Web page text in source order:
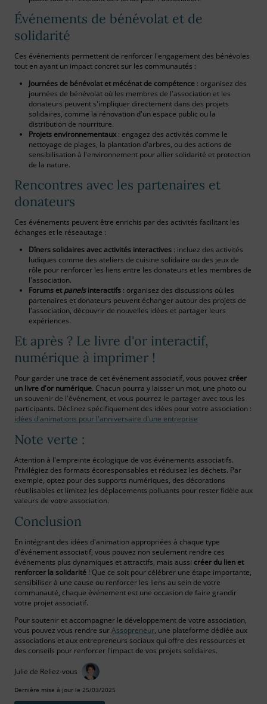
Événements de bénévolat et de
solidarité
Ces événements permettent de renforcer l'engagement des bénévoles
tout en ayant un impact concret sur les communautés :
Journées de bénévolat et mécénat de compétence : organisez des
journées de bénévolat où les membres de l'association et les
donateurs peuvent s'impliquer directement dans des projets
solidaires, comme la rénovation d'un espace public ou la
distribution de nourriture.
Projets environnementaux: engagez des activités comme le
nettoyage de plages, la plantation d'arbres, ou des actions de
sensibilisation à l'environnement pour allier solidarité et protection
de la nature.
Rencontres avec les partenaires et
donateurs
Ces événements peuvent être enrichis par des activités facilitant les
échanges et le réseautage :
Dîners solidaires avec activités interactives : incluez des activités
ludiques comme des ateliers de cuisine solidaire ou des jeux de
rôle pour renforcer les liens entre les donateurs et les membres de
l'association.
Forums etpanelsinteractifs : organisez des discussions où les
partenaires et donateurs peuvent échanger autour des projets de
l'association, découvrir de nouvelles idées et partager leurs
expériences.
Et après ? Le livre d'or interactif,
numérique à imprimer !
Pour garder une trace de cet événement associatif, vous pouvez créer
un livre d'or numérique. Chacun pourra y laisser un mot, une photo ou
un souvenir de l'événement, et vous pourrez le partager avec tous les
participants. Déclinez spécifiquement des idées pour votre association :
idées d'animations pour l'anniversaire d'une entreprise
Note verte :
Attention à l'empreinte écologique de vos événements associatifs.
Privilégiez des formats écoresponsables et réduisez les déchets. Par
exemple, optez pour des supports numériques, des décorations
réutilisables et limitez les déplacements polluants pour rester fidèle aux
valeurs de votre association.
Conclusion
En intégrant des idées d'animation appropriées à chaque type
d'événement associatif, vous pouvez non seulement rendre ces
événements plus dynamiques et attractifs, mais aussi créer du lien et
renforcer la solidarité ! Que ce soit pour célébrer une étape importante,
sensibiliser à une cause ou renforcer les liens au sein de votre
communauté, chaque événement est une occasion de faire grandir
votre projet associatif.
Pour soutenir et accompagner le développement de votre association,
vous pouvez vous rendre surAssopreneur, une plateforme dédiée aux
associations et aux entrepreneurs sociaux qui offre des ressources et
des conseils pour renforcer l'impact de vos projets solidaires.
Julie de Reliez-vous
Dernière mise à jour le 25/03/2025